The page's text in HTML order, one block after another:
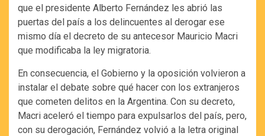
que el presidente Alberto Fernández les abrió las
puertas del país a los delincuentes al derogar ese
mismo día el decreto de su antecesor Mauricio Macri
que modificaba la ley migratoria.
En consecuencia, el Gobierno y la oposición volvieron a
instalar el debate sobre qué hacer con los extranjeros
que cometen delitos en la Argentina. Con su decreto,
Macri aceleró el tiempo para expulsarlos del país, pero,
con su derogación, Fernández volvió a la letra original